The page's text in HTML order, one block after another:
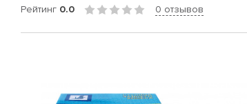
Рейтинг 0.0 0 отзывов